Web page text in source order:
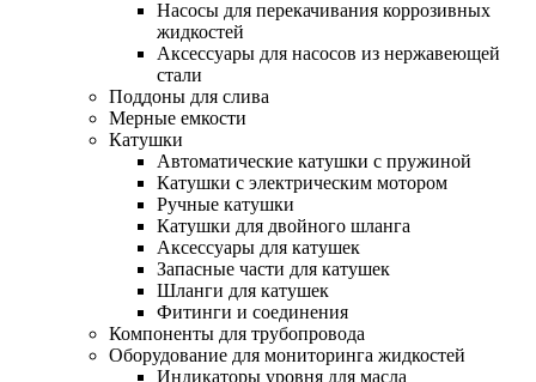
Насосы для перекачивания коррозивных
жидкостей
Аксессуары для насосов из нержавеющей
стали
Поддоны для слива
Мерные емкости
Катушки
Автоматические катушки с пружиной
Катушки с электрическим мотором
Ручные катушки
Катушки для двойного шланга
Аксессуары для катушек
Запасные части для катушек
Шланги для катушек
Фитинги и соединения
Компоненты для трубопровода
Оборудование для мониторинга жидкостей
Индикаторы уровня для масла